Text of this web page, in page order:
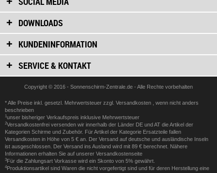
DOWNLOADS
KUNDENINFORMATION
SERVICE & KONTAKT
Copyright © 2016 - Sonnenschirm-Zentrale.de - Alle Rechte vorbehalten
* Alle Preise inkl. gesetzl. Mehrwertsteuer zzgl. Versandkosten
, wenn nicht anders
beschrieben
1 unser bisheriger Verkaufspreis inklusive Mehrwertsteuer
2Versandkostenfrei versenden wir innerhalb der Länder DE und AT die Artikel der
Kategorien Schirme und Zubehör. Für Artikel der Kategorie Ersatzteile fallen
Versandkosten in Höhe von 5 € an. Der Versand auf deutsche und ausländische Inseln
ist ausgeschlossen. Der Versand ins Ausland wird mit 89 € berechnet. Nähere
Informationen erhalten Sie auf unserer Versandkostenseite
3Für die Zahlungsart Vorkasse wird ein Skonto von 5% gewährt.
4Produktionsartikel sind Waren die nicht vorgefertigt sind und für deren Herstellung eine